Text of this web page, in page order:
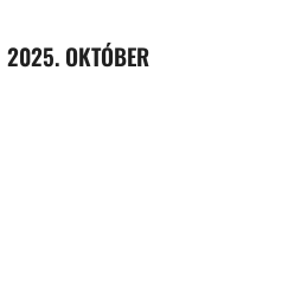
2025. OKTÓBER